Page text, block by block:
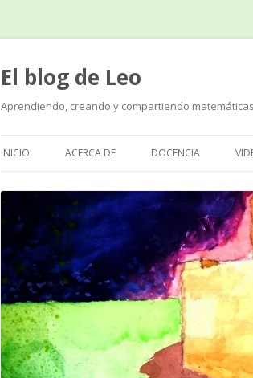
El blog de Leo
Aprendiendo, creando y compartiendo matemáticas
INICIO ACERCA DE DOCENCIA